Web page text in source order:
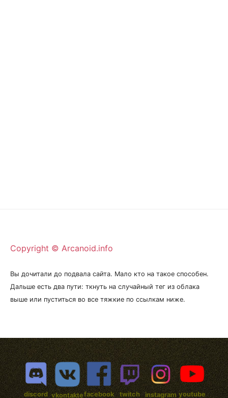
Copyright © Arcanoid.info
Вы дочитали до подвала сайта. Мало кто на такое способен.
Дальше есть два пути: ткнуть на случайный тег из облака
выше или пуститься во все тяжкие по ссылкам ниже.
discord vkontaktefacebook twitch instagram youtube